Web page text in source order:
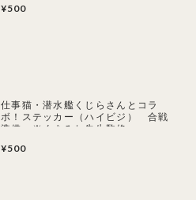
¥500
仕事猫・潜水艦くじらさんとコラ
ボ！ステッカー（ハイビジ） 合戦
準備 ※くまみね先生監修
¥500